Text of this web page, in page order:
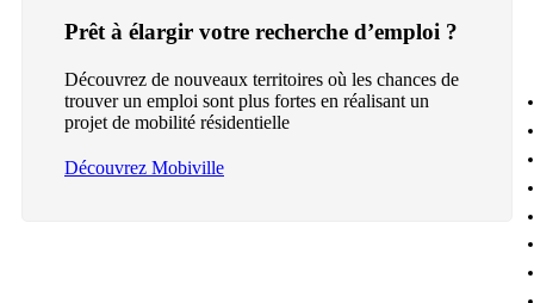
Prêt à élargir votre recherche d’emploi ?
Découvrez de nouveaux territoires où les chances de
trouver un emploi sont plus fortes en réalisant un
projet de mobilité résidentielle
Découvrez Mobiville